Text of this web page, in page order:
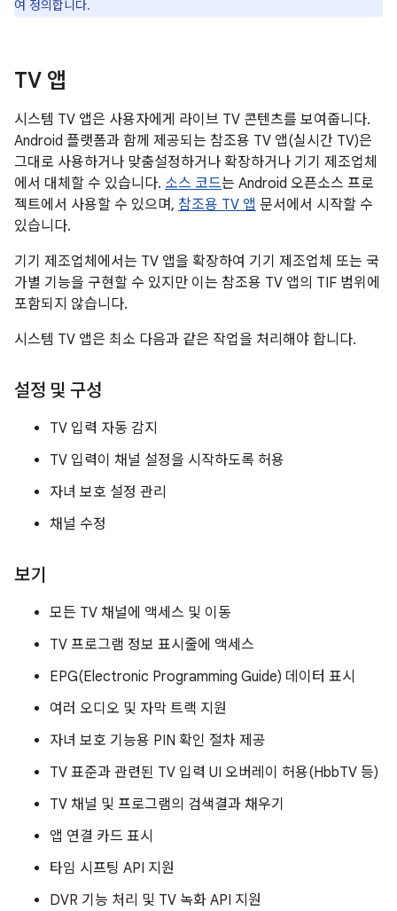
여 정의합니다.
TV 앱
시스템 TV 앱은 사용자에게 라이브 TV 콘텐츠를 보여줍니다.
Android 플랫폼과 함께 제공되는 참조용 TV 앱(실시간 TV)은
그대로 사용하거나 맞춤설정하거나 확장하거나 기기 제조업체
에서 대체할 수 있습니다. 소스 코드는 Android 오픈소스 프로
젝트에서 사용할 수 있으며, 참조용 TV 앱 문서에서 시작할 수
있습니다.
기기 제조업체에서는 TV 앱을 확장하여 기기 제조업체 또는 국
가별 기능을 구현할 수 있지만 이는 참조용 TV 앱의 TIF 범위에
포함되지 않습니다.
시스템 TV 앱은 최소 다음과 같은 작업을 처리해야 합니다.
설정 및 구성
TV 입력 자동 감지
TV 입력이 채널 설정을 시작하도록 허용
자녀 보호 설정 관리
채널 수정
보기
모든 TV 채널에 액세스 및 이동
TV 프로그램 정보 표시줄에 액세스
EPG(Electronic Programming Guide) 데이터 표시
여러 오디오 및 자막 트랙 지원
자녀 보호 기능용 PIN 확인 절차 제공
TV 표준과 관련된 TV 입력 UI 오버레이 허용(HbbTV 등)
TV 채널 및 프로그램의 검색결과 채우기
앱 연결 카드 표시
타임 시프팅 API 지원
DVR 기능 처리 및 TV 녹화 API 지원